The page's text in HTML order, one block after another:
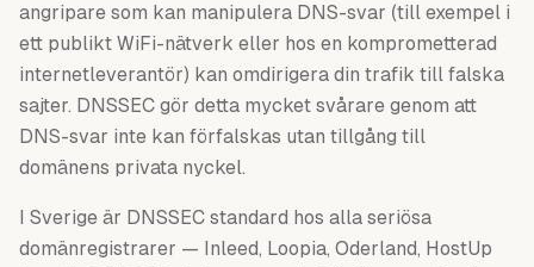
angripare som kan manipulera DNS-svar (till exempel i
ett publikt WiFi-nätverk eller hos en komprometterad
internetleverantör) kan omdirigera din trafik till falska
sajter. DNSSEC gör detta mycket svårare genom att
DNS-svar inte kan förfalskas utan tillgång till
domänens privata nyckel.
I Sverige är DNSSEC standard hos alla seriösa
domänregistrarer — Inleed, Loopia, Oderland, HostUp